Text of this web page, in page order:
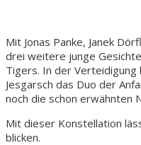
Mit Jonas Panke, Janek
drei weitere junge
Tigers. In der Verteidigung
Jesgarsch das Duo der
noch die schon erwähnten
Mit dieser Konstellation
blicken.